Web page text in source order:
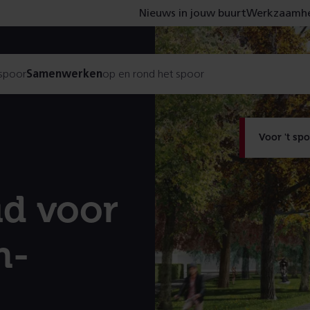
Voor 't
Nieuws in jouw buurt
Samenwerkenop en rond het spoor
voor